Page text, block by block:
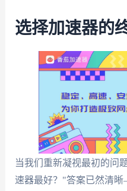
选择加速器的
当我们重新凝视最初的问
速器最好？"答案已然清